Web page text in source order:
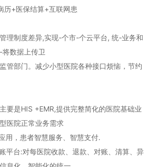
历+医保结算+互联网患
理制度差异,实现-个市-个云平台, 统-业务和
数据上传卫
管部门。减少小型医院各种接口烦恼，节约
要是HIS +EMR,提供完整简化的医院基础业
医院正常业务需求
用，患者智慧服务、智慧支付.
平台:对每医院收款、退款、对账、清算、异